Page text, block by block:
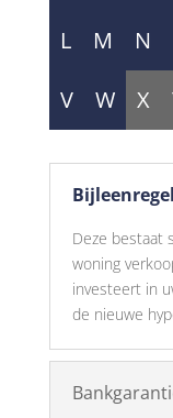
L
M N
V
W X
Deze bestaat
woning
investeert in
de nieuwe